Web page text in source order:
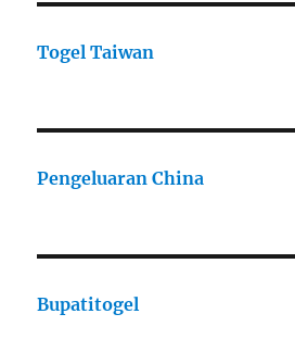
Togel Taiwan
Pengeluaran China
Bupatitogel